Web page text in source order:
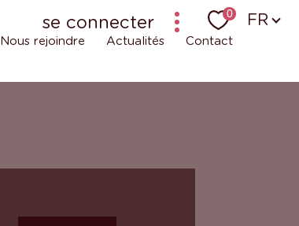
se connecter 0 Langue
FR
Nous rejoindre Actualités Contact